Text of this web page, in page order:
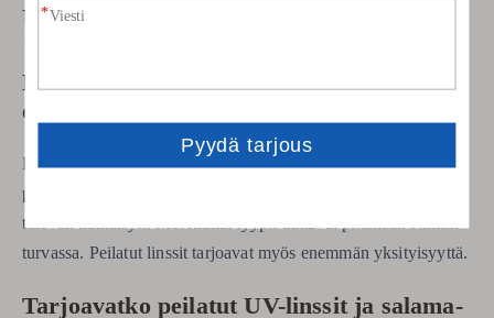
Usein kysytyt kysymykset
Mikä tekee peilatuista aurinkolaseista
eron polarisoiduista linsseistä?
Peilatut aurinkolasit heijastavat valoa pois linssin
pinnasta.
tulevan häikäisyn. Molemmat tyypit auttavat pitämään silmäsi
turvassa. Peilatut linssit tarjoavat myös enemmän yksityisyyttä.
Tarjoavatko peilatut UV-linssit ja salama-